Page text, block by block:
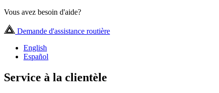
Vous avez besoin d'aide?
Demande d'assistance routière
English
Español
Service à la clientèle